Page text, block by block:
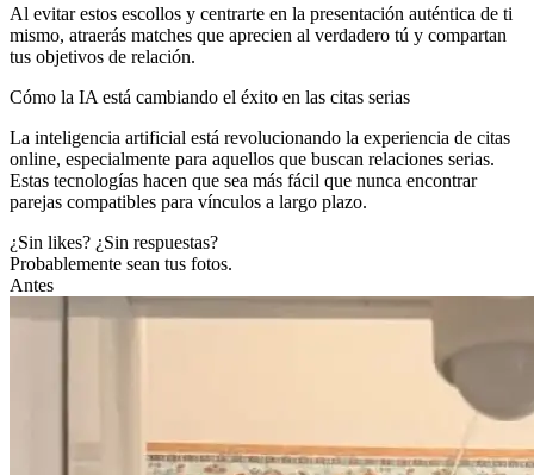
Al evitar estos escollos y centrarte en la presentación auténtica de ti
mismo, atraerás matches que aprecien al verdadero tú y compartan
tus objetivos de relación.
Cómo la IA está cambiando el éxito en las citas serias
La inteligencia artificial está revolucionando la experiencia de citas
online, especialmente para aquellos que buscan relaciones serias.
Estas tecnologías hacen que sea más fácil que nunca encontrar
parejas compatibles para vínculos a largo plazo.
¿Sin likes? ¿Sin respuestas?
Probablemente sean tus fotos.
Antes